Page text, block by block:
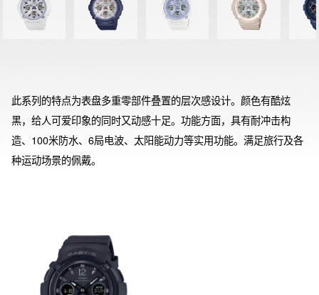
此系列的特点为表盘多重零部件叠置的层次感设计。颜色有酷炫
黑，给人可爱印象的同时又动感十足。功能方面，具有耐冲击构
造、100米防水、6局电波、太阳能动力等实用功能。满足旅行及各
种运动场景的佩戴。